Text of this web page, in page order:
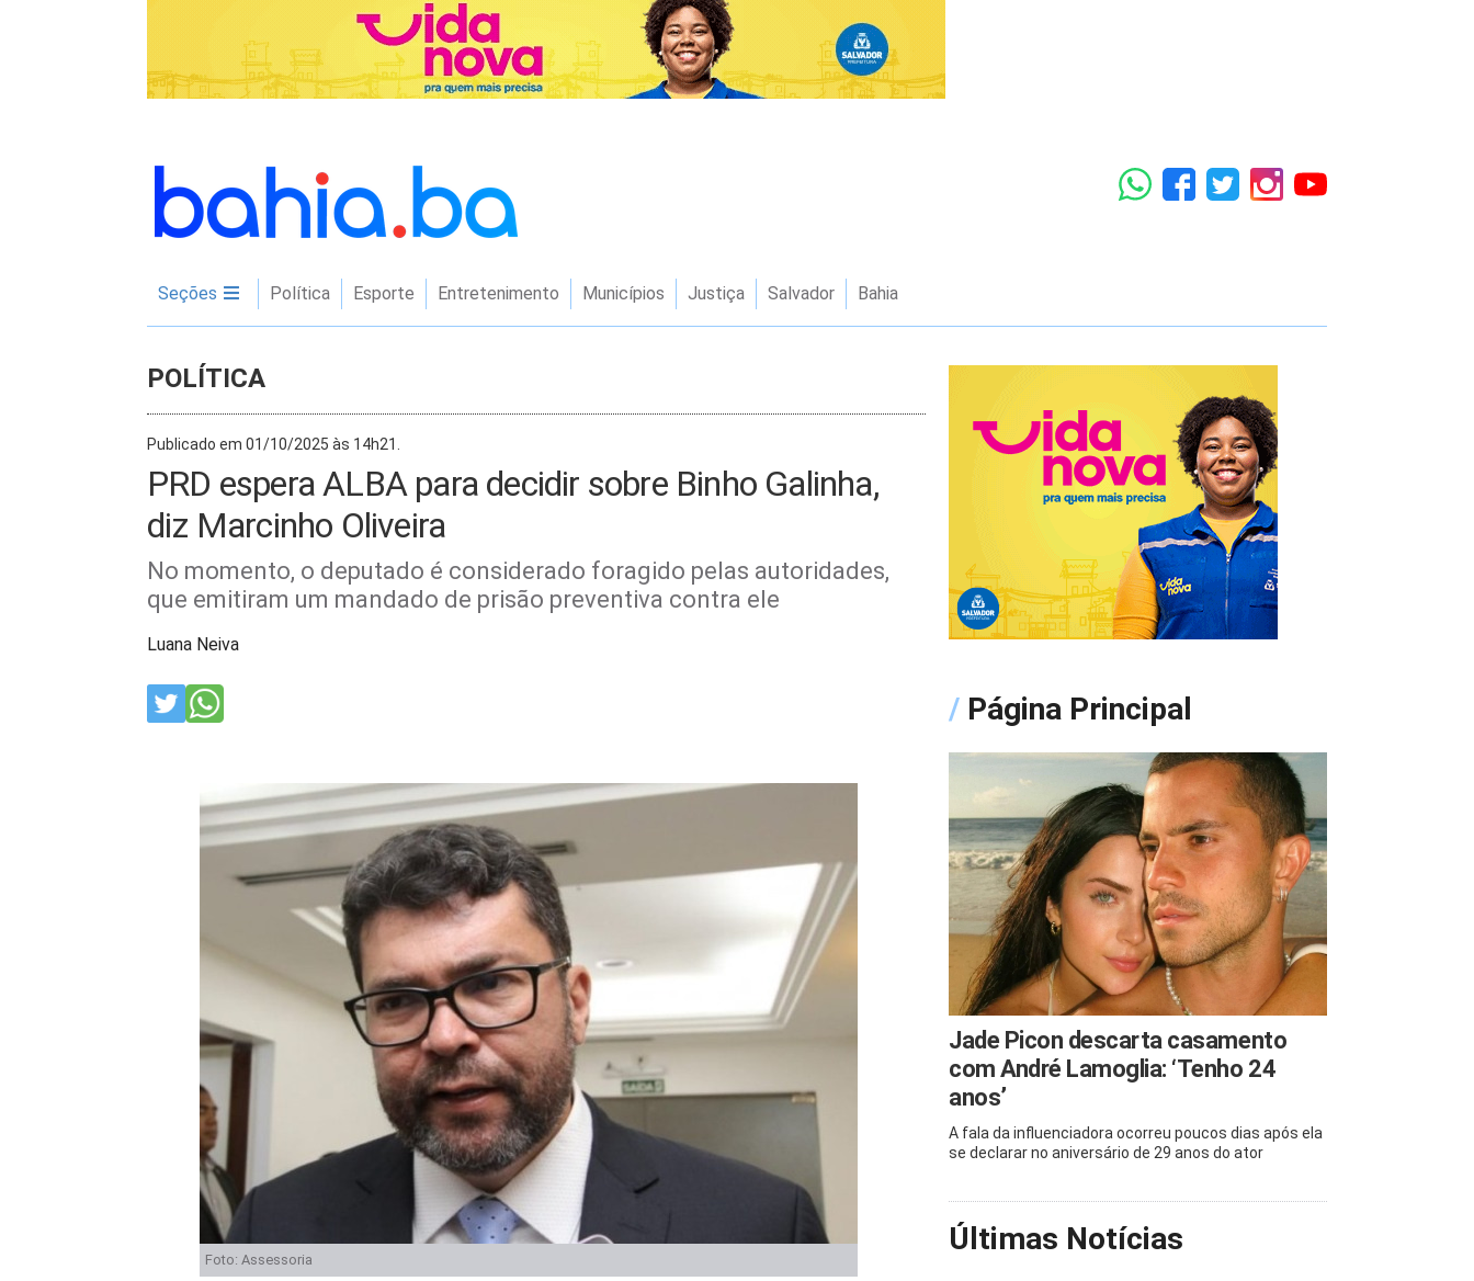
Seções Política Esporte Entretenimento Municípios Justiça Salvador Bahia
POLÍTICA
Publicado em 01/10/2025 às 14h21.
PRD espera ALBA para decidir sobre Binho Galinha,
diz Marcinho Oliveira
No momento, o deputado é considerado foragido pelas autoridades,
que emitiram um mandado de prisão preventiva contra ele
Luana Neiva
Foto: Assessoria
/ Página Principal
Jade Picon descarta casamento
com André Lamoglia: ‘Tenho 24
anos’
A fala da influenciadora ocorreu poucos dias após ela
se declarar no aniversário de 29 anos do ator
Últimas Notícias